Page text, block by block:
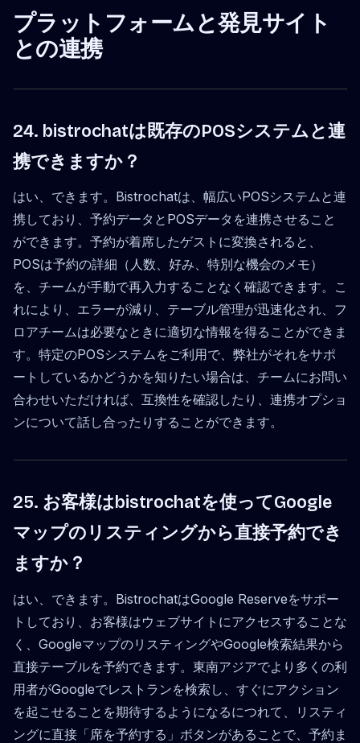
プラットフォームと発見サイト
との連携
24. bistrochatは既存のPOSシステムと連
携できますか？
はい、できます。Bistrochatは、幅広いPOSシステムと連
携しており、予約データとPOSデータを連携させること
ができます。予約が着席したゲストに変換されると、
POSは予約の詳細（人数、好み、特別な機会のメモ）
を、チームが手動で再入力することなく確認できます。こ
れにより、エラーが減り、テーブル管理が迅速化され、フ
ロアチームは必要なときに適切な情報を得ることができま
す。特定のPOSシステムをご利用で、弊社がそれをサポ
ートしているかどうかを知りたい場合は、チームにお問い
合わせいただければ、互換性を確認したり、連携オプショ
ンについて話し合ったりすることができます。
25. お客様はbistrochatを使ってGoogle
マップのリスティングから直接予約でき
ますか？
はい、できます。BistrochatはGoogle Reserveをサポー
トしており、お客様はウェブサイトにアクセスすることな
く、GoogleマップのリスティングやGoogle検索結果から
直接テーブルを予約できます。東南アジアでより多くの利
用者がGoogleでレストランを検索し、すぐにアクション
を起こせることを期待するようになるにつれて、リスティ
ングに直接「席を予約する」ボタンがあることで、予約ま